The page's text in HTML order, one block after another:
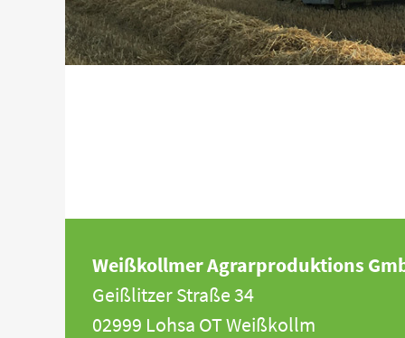
Weißkollmer Agrarproduktions
Geißlitzer Straße 34
02999 Lohsa OT Weißkollm